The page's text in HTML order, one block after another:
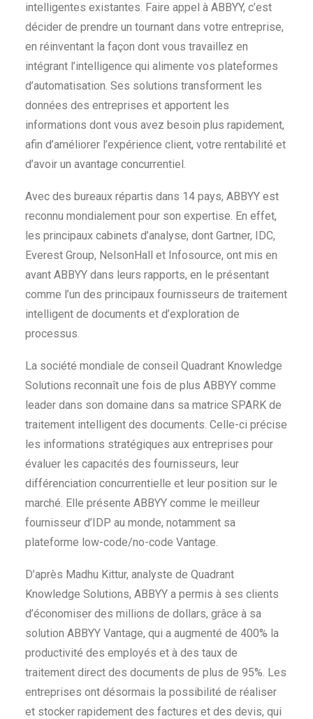
intelligentes existantes. Faire appel à ABBYY, c’est
décider de prendre un tournant dans votre entreprise,
en réinventant la façon dont vous travaillez en
intégrant l’intelligence qui alimente vos plateformes
d’automatisation. Ses solutions transforment les
données des entreprises et apportent les
informations dont vous avez besoin plus rapidement,
afin d’améliorer l’expérience client, votre rentabilité et
d’avoir un avantage concurrentiel.
Avec des bureaux répartis dans 14 pays, ABBYY est
reconnu mondialement pour son expertise. En effet,
les principaux cabinets d’analyse, dont Gartner, IDC,
Everest Group, NelsonHall et Infosource, ont mis en
avant ABBYY dans leurs rapports, en le présentant
comme l’un des principaux fournisseurs de traitement
intelligent de documents et d’exploration de
processus.
La société mondiale de conseil Quadrant Knowledge
Solutions reconnaît une fois de plus ABBYY comme
leader dans son domaine dans sa matrice SPARK de
traitement intelligent des documents. Celle-ci précise
les informations stratégiques aux entreprises pour
évaluer les capacités des fournisseurs, leur
différenciation concurrentielle et leur position sur le
marché. Elle présente ABBYY comme le meilleur
fournisseur d’IDP au monde, notamment sa
plateforme low-code/no-code Vantage.
D’après Madhu Kittur, analyste de Quadrant
Knowledge Solutions, ABBYY a permis à ses clients
d’économiser des millions de dollars, grâce à sa
solution ABBYY Vantage, qui a augmenté de 400% la
productivité des employés et à des taux de
traitement direct des documents de plus de 95%. Les
entreprises ont désormais la possibilité de réaliser
et stocker rapidement des factures et des devis, qui